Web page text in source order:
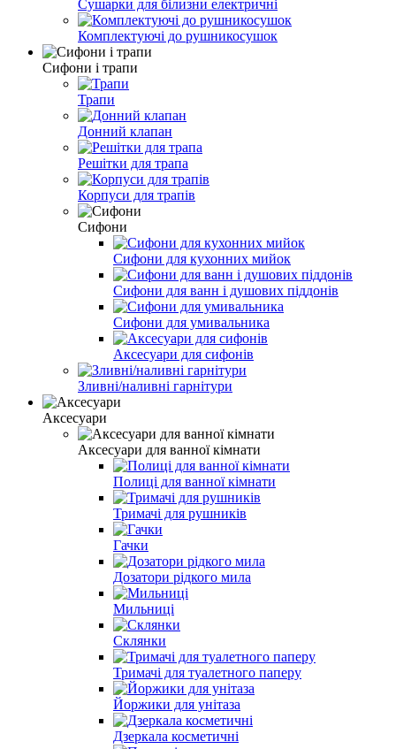
Сушарки для білизни електричні
Комплектуючі до рушникосушок
Сифони і трапи
Трапи
Донний клапан
Решітки для трапа
Корпуси для трапів
Сифони
Сифони для кухонних мийок
Сифони для ванн і душових піддонів
Сифони для умивальника
Аксесуари для сифонів
Зливні/наливні гарнітури
Аксесуари
Аксесуари для ванної кімнати
Полиці для ванної кімнати
Тримачі для рушників
Гачки
Дозатори рідкого мила
Мильниці
Склянки
Тримачі для туалетного паперу
Йоржики для унітаза
Дзеркала косметичні